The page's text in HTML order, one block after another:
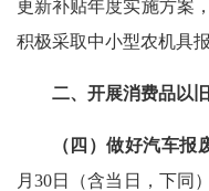
更新补贴年度实施方案
积极采取中小型农机具
二、开展消费品以
（四）做好汽车报
月30日（含当日，下同